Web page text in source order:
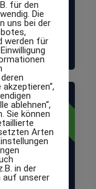
normal
für den
Die
uns bei der
werden für
ablehnen“,
Sie können
Arten
in der
auf unserer